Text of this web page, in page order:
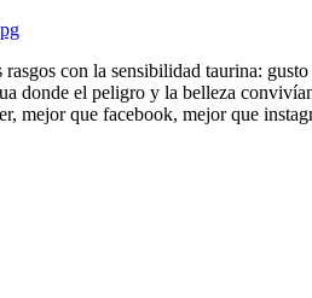
rasgos con la sensibilidad taurina:
donde el peligro y la belleza
mejor que facebook, mejor que